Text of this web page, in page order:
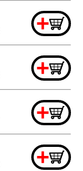
+
+
+
+